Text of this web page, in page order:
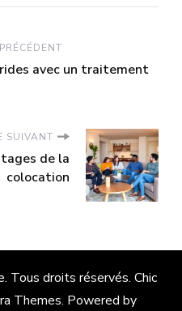
avec un traitement
SUIVANT
de la
colocation
. Tous droits réservés. Chic
Themes. Powered by